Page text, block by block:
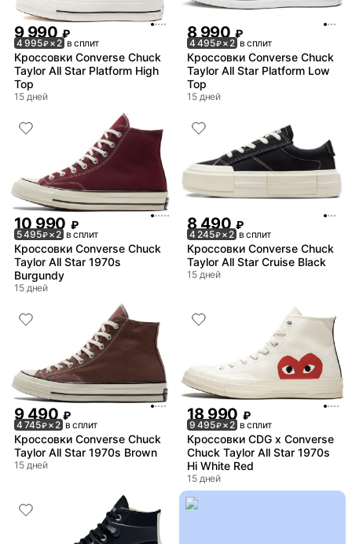
9 990 ₽
4 995₽× 2 в сплит
Кроссовки Converse Chuck
Taylor All Star Platform High
Top
15 дней
8 990 ₽
4 495₽× 2 в сплит
Кроссовки Converse Chuck
Taylor All Star Platform Low
Top
15 дней
10 990 ₽
5 495₽× 2 в сплит
Кроссовки Converse Chuck
Taylor All Star 1970s
Burgundy
15 дней
8 490 ₽
4 245₽× 2 в сплит
Кроссовки Converse Chuck
Taylor All Star Cruise Black
15 дней
9 490 ₽
4 745₽× 2 в сплит
Кроссовки Converse Chuck
Taylor All Star 1970s Brown
15 дней
18 990 ₽
9 495₽× 2 в сплит
Кроссовки CDG x Converse
Chuck Taylor All Star 1970s
Hi White Red
15 дней